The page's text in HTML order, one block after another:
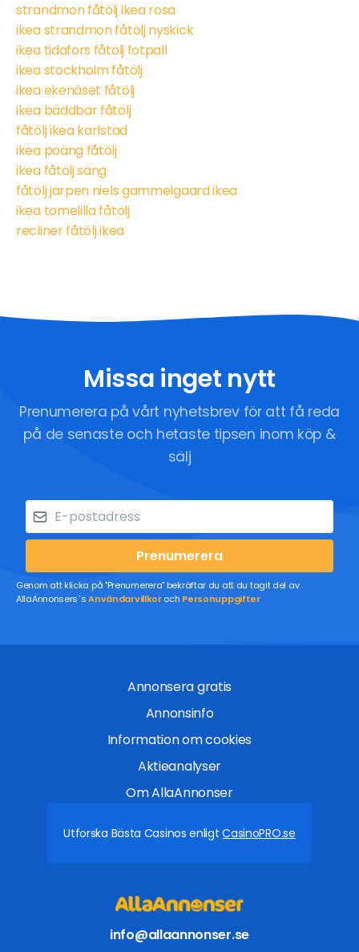
strandmon fåtölj ikea rosa
ikea strandmon fåtölj nyskick
ikea tidafors fåtölj fotpall
ikea stockholm fåtölj
ikea ekenäset fåtölj
ikea bäddbar fåtölj
fåtölj ikea karlstad
ikea poäng fåtölj
ikea fåtölj säng
fåtölj järpen niels gammelgaard ikea
ikea tomelilla fåtölj
recliner fåtölj ikea
Missa inget nytt
Prenumerera på vårt nyhetsbrev för att få reda
på de senaste och hetaste tipsen inom köp &
sälj
Prenumerera
Genom att klicka på "Prenumerera" bekräftar du att du tagit del av
AllaAnnonsers´sAnvändarvillkoroch Personuppgifter
Annonsera gratis
Annonsinfo
Information om cookies
Aktieanalyser
Om AllaAnnonser
Utforska Bästa Casinos enligtCasinoPRO.se
info@allaannonser.se